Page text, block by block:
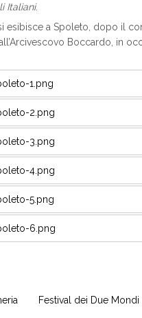
Italiani.
esibisce a Spoleto, dopo il
Boccardo, in
Festival dei Due